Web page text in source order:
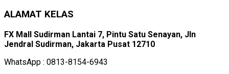
ALAMAT KELAS
FX Mall Sudirman Lantai 7, Pintu Satu Senayan, Jln
Jendral Sudirman, Jakarta Pusat 12710
WhatsApp : 0813-8154-6943